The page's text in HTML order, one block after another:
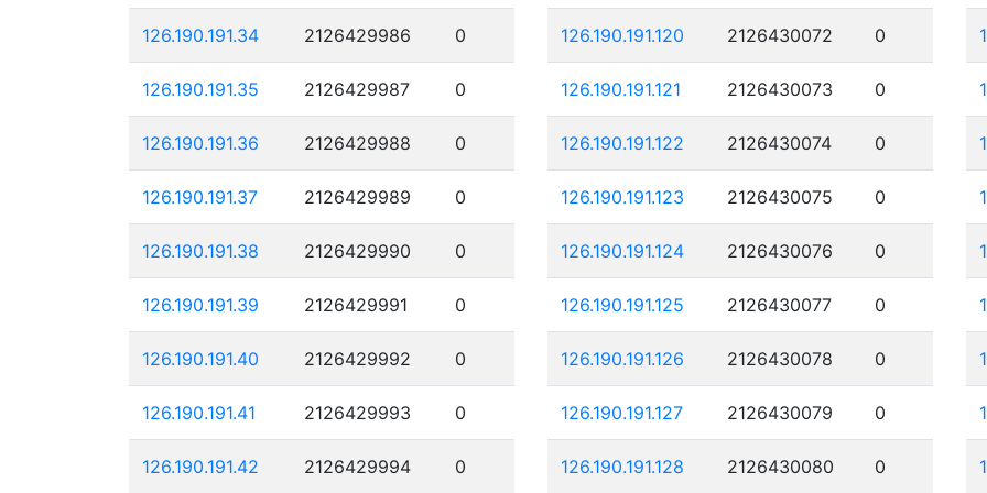
126.190.191.34 2126429986 0
126.190.191.35 2126429987 0
126.190.191.36 2126429988 0
126.190.191.37 2126429989 0
126.190.191.38 2126429990 0
126.190.191.39 2126429991 0
126.190.191.40 2126429992 0
126.190.191.41 2126429993 0
126.190.191.42 2126429994 0
126.190.191.120 2126430072 0
126.190.191.121 2126430073 0
126.190.191.122 2126430074 0
126.190.191.123 2126430075 0
126.190.191.124 2126430076 0
126.190.191.125 2126430077 0
126.190.191.126 2126430078 0
126.190.191.127 2126430079 0
126.190.191.128 2126430080 0